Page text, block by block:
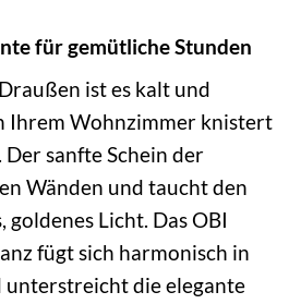
für gemütliche Stunden
ist es kalt und
Ihrem Wohnzimmer knistert
sanfte Schein der
Wänden und taucht den
goldenes Licht. Das OBI
fügt sich harmonisch in
unterstreicht die elegante